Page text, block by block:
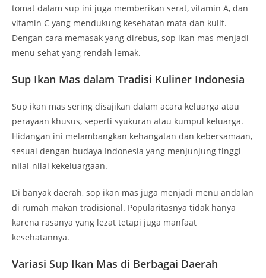
tomat dalam sup ini juga memberikan serat, vitamin A, dan
vitamin C yang mendukung kesehatan mata dan kulit.
Dengan cara memasak yang direbus, sop ikan mas menjadi
menu sehat yang rendah lemak.
Sup Ikan Mas dalam Tradisi Kuliner Indonesia
Sup ikan mas sering disajikan dalam acara keluarga atau
perayaan khusus, seperti syukuran atau kumpul keluarga.
Hidangan ini melambangkan kehangatan dan kebersamaan,
sesuai dengan budaya Indonesia yang menjunjung tinggi
nilai-nilai kekeluargaan.
Di banyak daerah, sop ikan mas juga menjadi menu andalan
di rumah makan tradisional. Popularitasnya tidak hanya
karena rasanya yang lezat tetapi juga manfaat
kesehatannya.
Variasi Sup Ikan Mas di Berbagai Daerah